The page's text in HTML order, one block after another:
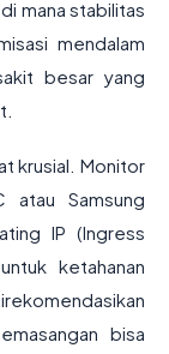
mana stabilitas
mendalam
besar yang
krusial. Monitor
atau Samsung
IP (Ingress
ketahanan
bisa